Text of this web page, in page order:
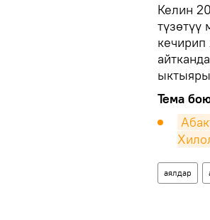
Келин
түзөтүү
кечирип
Тема
аялдар